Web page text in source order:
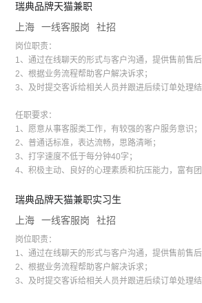
瑞典品牌天猫兼职
上海
一线客服岗 社招
岗位职责：
1、通过在线聊天的形式与客户沟通，提供售前售后
2、根据业务流程帮助客户解决诉求；
3、及时提交客诉给相关人员并跟进后续订单处理结
任职要求：
1、愿意从事客服类工作，有较强的客户服务意识；
2、普通话标准，表达流畅，思路清晰；
3、打字速度不低于每分钟40字；
4、积极主动、良好的心理素质和抗压能力，富有团
瑞典品牌天猫兼职实习生
上海
一线客服岗 社招
岗位职责：
1、通过在线聊天的形式与客户沟通，提供售前售后
2、根据业务流程帮助客户解决诉求；
3、及时提交客诉给相关人员并跟进后续订单处理结